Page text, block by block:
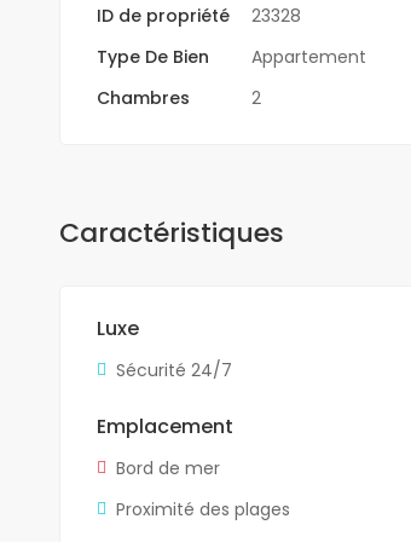
ID de propriété 23328
Type De Bien
Appartement
Chambres
2
Caractéristiques
Luxe
Sécurité 24/7
Emplacement
Bord de mer
Proximité des plages